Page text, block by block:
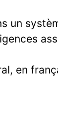
un
en